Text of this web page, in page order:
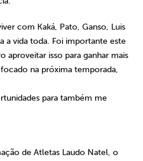
com Kaká, Pato, Ganso, Luis
a vida toda. Foi importante este
aproveitar isso para ganhar mais
na próxima temporada,
para também me
de Atletas Laudo Natel, o